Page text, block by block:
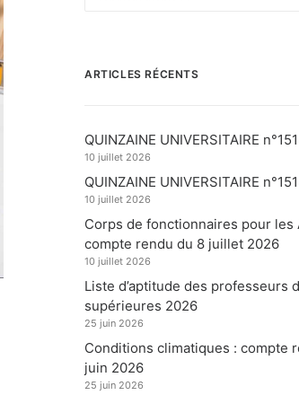
ARTICLES RÉCENTS
QUINZAINE UNIVERSITAIRE
10 juillet 2026
QUINZAINE UNIVERSITAIRE
10 juillet 2026
Corps de fonctionnaires pour les
compte rendu du 8 juillet 2026
10 juillet 2026
Liste d’aptitude des professeurs
supérieures 2026
25 juin 2026
Conditions climatiques : compte
juin 2026
25 juin 2026